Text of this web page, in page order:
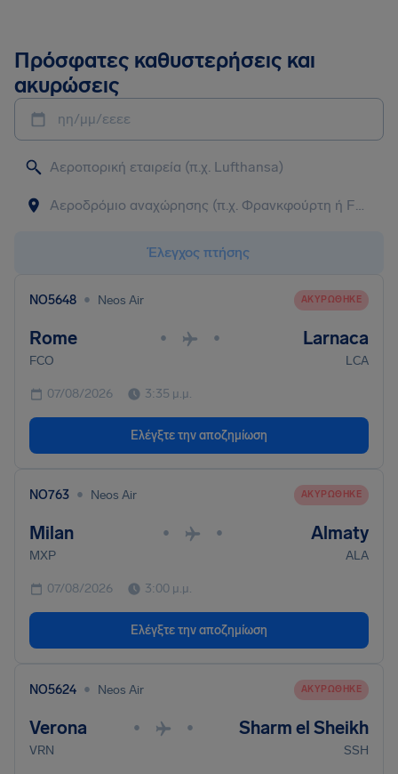
Πρόσφατες καθυστερήσεις και
ακυρώσεις
ηη/μμ/εεεε
Έλεγχος πτήσης
NO5648 • Neos Air ΑΚΥΡΏΘΗΚΕ
Rome • • Larnaca
FCO LCA
07/08/2026 3:35 μ.μ.
Ελέγξτε την αποζημίωση
NO763 • Neos Air ΑΚΥΡΏΘΗΚΕ
Milan • • Almaty
MXP ALA
07/08/2026 3:00 μ.μ.
Ελέγξτε την αποζημίωση
NO5624 • Neos Air ΑΚΥΡΏΘΗΚΕ
Verona • • Sharm el Sheikh
VRN SSH